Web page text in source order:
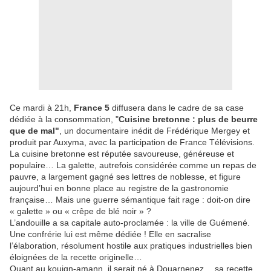
Ce mardi à 21h, France 5 diffusera dans le cadre de sa case
dédiée à la consommation, "Cuisine bretonne : plus de beurre
que de mal" , un documentaire inédit de Frédérique Mergey et
produit par Auxyma, avec la participation de France Télévisions.
La cuisine bretonne est réputée savoureuse, généreuse et
populaire… La galette, autrefois considérée comme un repas de
pauvre, a largement gagné ses lettres de noblesse, et figure
aujourd’hui en bonne place au registre de la gastronomie
française… Mais une guerre sémantique fait rage : doit-on dire
« galette » ou « crêpe de blé noir » ?
L’andouille a sa capitale auto-proclamée : la ville de Guémené.
Une confrérie lui est même dédiée ! Elle en sacralise
l’élaboration, résolument hostile aux pratiques industrielles bien
éloignées de la recette originelle…
Quant au kouign-amann, il serait né à Douarnenez… sa recette